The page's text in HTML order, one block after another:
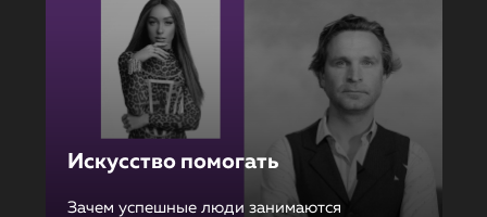
Искусство помогать
Зачем успешные люди занимаются